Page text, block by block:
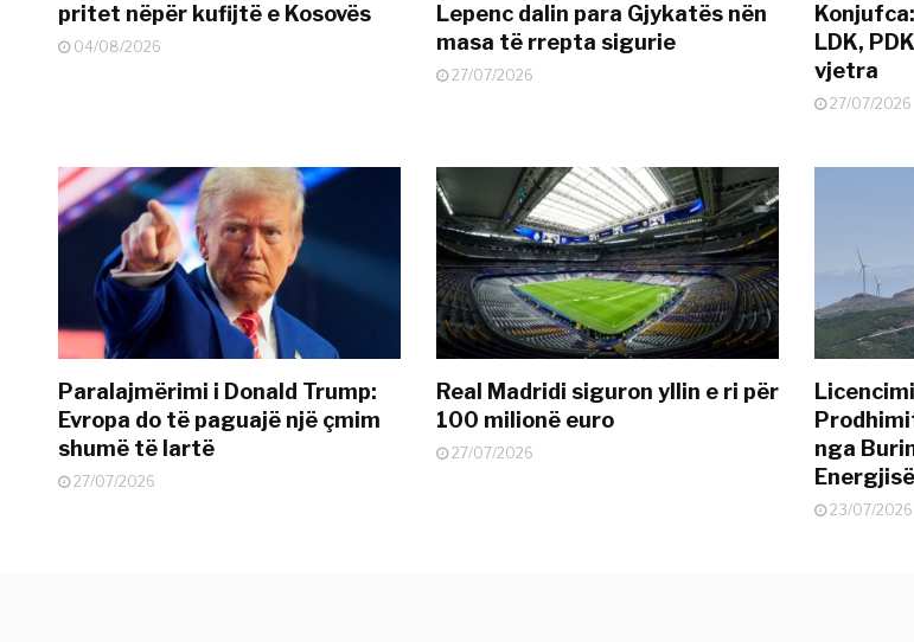
pritet nëpër kufijtë e Kosovës
04/08/2026
Lepenc dalin para Gjykatës nën
masa të rrepta sigurie
27/07/2026
LDK,
vjetra
27/07/2026
Paralajmërimi i Donald Trump:
Evropa do të paguajë një çmim
shumë të lartë
27/07/2026
Real Madridi siguron yllin e ri për
100 milionë euro
27/07/2026
nga
23/07/2026